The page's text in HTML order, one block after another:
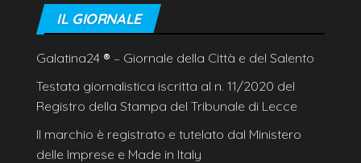
IL GIORNALE
Galatina24 ® – Giornale della Città e del Salento
Testata giornalistica iscritta al n. 11/2020 del
Registro della Stampa del Tribunale di Lecce
Il marchio è registrato e tutelato dal Ministero
delle Imprese e Made in Italy